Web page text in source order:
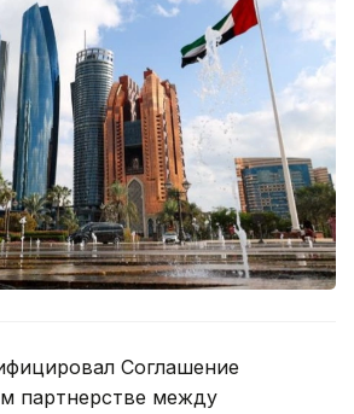
Соглашение
партнерстве между